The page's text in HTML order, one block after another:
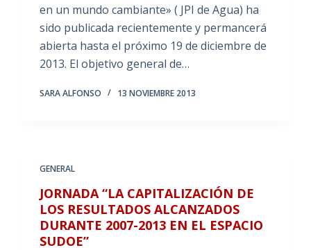
en un mundo cambiante» ( JPI de Agua) ha
sido publicada recientemente y permancerá
abierta hasta el próximo 19 de diciembre de
2013. El objetivo general de…
SARA ALFONSO 13 NOVIEMBRE 2013
GENERAL
JORNADA “LA CAPITALIZACIÓN DE
LOS RESULTADOS ALCANZADOS
DURANTE 2007-2013 EN EL ESPACIO
SUDOE”